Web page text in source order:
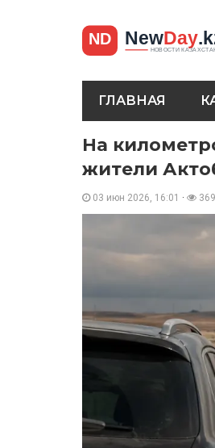
ГЛАВНАЯ
На
жители
03 июн 2026, 16:01 · 369